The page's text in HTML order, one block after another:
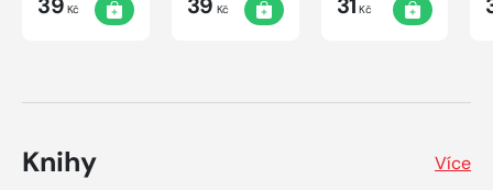
Kč Kč Kč
Knihy Více